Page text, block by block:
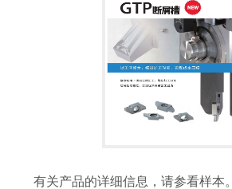
有关产品的详细信息，请参看样本。